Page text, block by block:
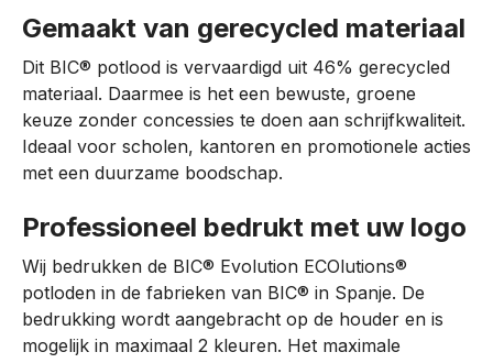
Gemaakt van gerecycled materiaal
Dit BIC® potlood is vervaardigd uit 46% gerecycled
materiaal. Daarmee is het een bewuste, groene
keuze zonder concessies te doen aan schrijfkwaliteit.
Ideaal voor scholen, kantoren en promotionele acties
met een duurzame boodschap.
Professioneel bedrukt met uw logo
Wij bedrukken de BIC® Evolution ECOlutions®
potloden in de fabrieken van BIC® in Spanje. De
bedrukking wordt aangebracht op de houder en is
mogelijk in maximaal 2 kleuren. Het maximale